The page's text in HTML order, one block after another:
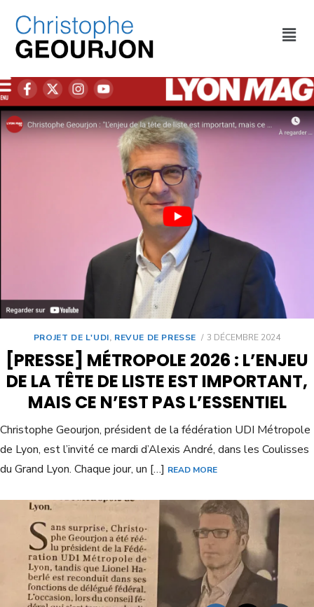
CATÉGORIE :PROJET DE L’UDI
PROJET DE L'UDI, REVUE DE PRESSE 3 DÉCEMBRE 2024
[PRESSE] MÉTROPOLE 2026 : L’ENJEU
DE LA TÊTE DE LISTE EST IMPORTANT,
MAIS CE N’EST PAS L’ESSENTIEL
Christophe Geourjon, président de la fédération UDI Métropole
de Lyon, est l’invité ce mardi d’Alexis André, dans les Coulisses
du Grand Lyon. Chaque jour, un […] READ MORE